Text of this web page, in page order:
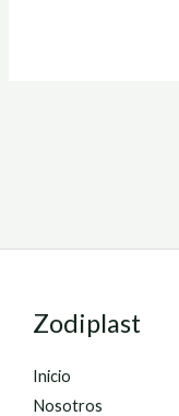
Zodiplast
Inicio
Nosotros